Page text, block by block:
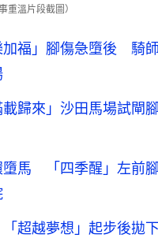
重溫片段截圖）
加福」腳傷急墮後 騎
歸來」沙田馬場試閘
墮馬 「四季醒」左前
超越夢想」起步後拋